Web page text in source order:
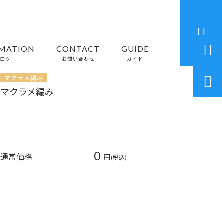
グ
CONTACT
お問い合わせ
GUIDE
ガイド

マクラメ網み
マクラメ編み
通常価格 0 円(税込)

